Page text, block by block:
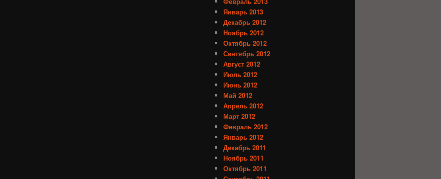
Январь 2013
Декабрь 2012
Ноябрь 2012
Октябрь 2012
Сентябрь 2012
Август 2012
Июль 2012
Июнь 2012
Май 2012
Апрель 2012
Март 2012
Февраль 2012
Январь 2012
Декабрь 2011
Ноябрь 2011
Октябрь 2011